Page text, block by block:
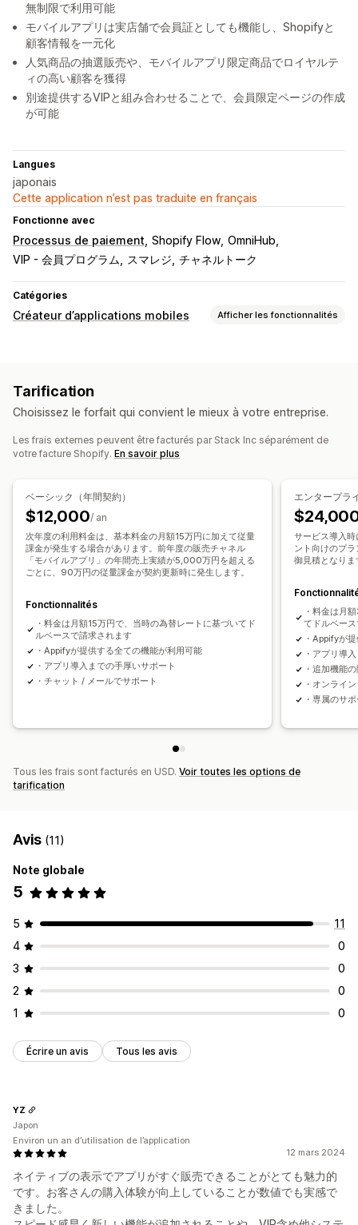
無制限で利用可能
モバイルアプリは実店舗で会員証としても機能し、Shopifyと
顧客情報を一元化
人気商品の抽選販売や、モバイルアプリ限定商品でロイヤルテ
ィの高い顧客を獲得
別途提供するVIPと組み合わせることで、会員限定ページの作成
が可能
Langues
japonais
Cette application n’est pas traduite en français
Fonctionne avec
Processus de paiement Shopify Flow OmniHub
VIP - 会員プログラム
スマレジ チャネルトーク
Catégories
Créateur d’applications mobiles Afficher les fonctionnalités
Connexion Page du panier
Devises multiples Multilingue
Prévisualisation en temps réel
Synchronisation en temps réel
Notifications automatiques
Programmation
Tarification
Choisissez le forfait qui convient le mieux à votre entreprise.
Les frais externes peuvent être facturés par Stack Inc séparément de
votre facture Shopify. En savoir plus
ベーシック（年間契約）
$12,000/ an
次年度の利用料金は、基本料金の月額15万円に加えて従量
課金が発生する場合があります。前年度の販売チャネル
「モバイルアプリ」の年間売上実績が5,000万円を超える
ごとに、90万円の従量課金が契約更新時に発生します。
Fonctionnalités
・料金は月額15万円で、当時の為替レートに基づいてド
ルベースで請求されます
・Appifyが提供する全ての機能が利用可能
・アプリ導入までの手厚いサポート
・チャット / メールでサポート
エンタープラ
サービス導入
ント向けのプ
御見積となりま
・料金は月
てドルベー
・Appifyが
・アプリ導
・追加機能
・オンライ
・専属のサ
Tous les frais sont facturés en USD. Voir toutes les options de
tarification
Avis (11)
Note globale
5
5
11
4
0
3
0
2
0
1
0
Écrire un avis Tous les avis
12 mars 2024
ネイティブの表示でアプリがすぐ販売できることがとても魅力的
です。お客さんの購入体験が向上していることが数値でも実感で
きました。
YZ
Japon
Environ un an d’utilisation de l’application